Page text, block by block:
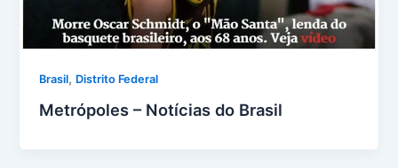
Brasil, Distrito Federal
Metrópoles – Notícias do Brasil